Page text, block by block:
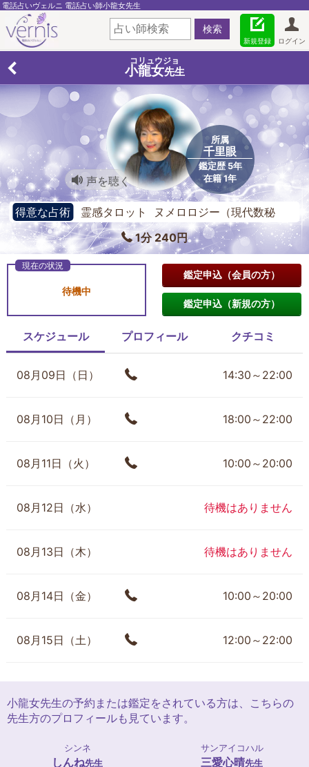
電話占いヴェルニ 電話占い師小龍女先生
ログイン
新規登録
コリュウジョ
小龍女先生
所属
千里眼
鑑定歴 5年
在籍 1年
声を聴く
得意な占術
霊感タロット ヌメロロジー（現代数秘
術） チャネリング
1分 240円
待機中
鑑定申込（会員の方）
鑑定申込（新規の方）
スケジュール プロフィール クチコミ
08月09日（日） 14:30～22:00
08月10日（月） 18:00～22:00
08月11日（火） 10:00～20:00
08月12日（水） 待機はありません
08月13日（木） 待機はありません
08月14日（金） 10:00～20:00
08月15日（土） 12:00～22:00
小龍女先生の予約または鑑定をされている方は、こちらの
先生方のプロフィールも見ています。
シンネ
しんね先生
サンアイコハル
三愛心晴先生